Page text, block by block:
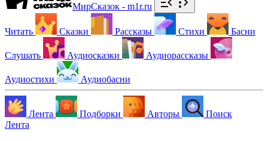
МирСказок - m1r.ru
Читать Сказки Рассказы Стихи Басни
Слушать Аудиосказки Аудиорассказы
Аудиостихи Аудиобасни
Лента Подборки Авторы
Поиск
Лента